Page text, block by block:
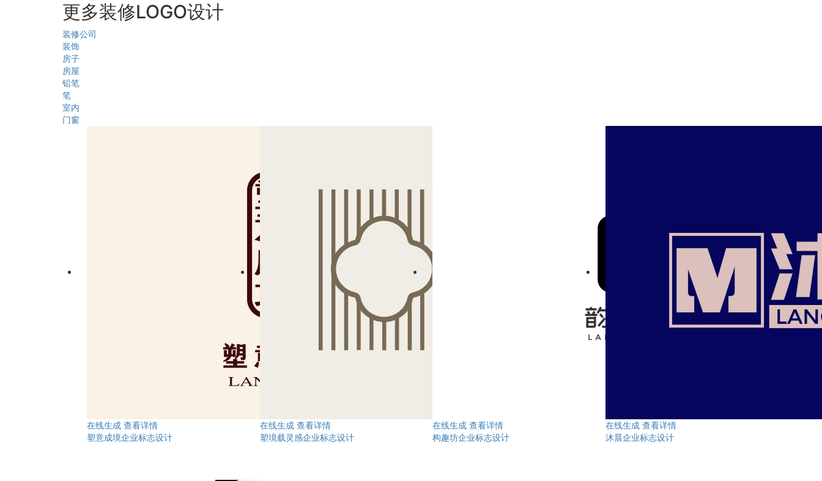
更多装修LOGO设计
装修公司
装饰
房子
房屋
铅笔
笔
室内
门窗
在线生成 查看详情
塑意成境企业标志设计
在线生成 查看详情
塑境载灵感企业标志设计
在线生成 查看详情
构趣坊企业标志设计
在线生成 查看详情
沐晨企业标志设计